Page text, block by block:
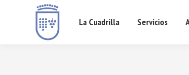
La Cuadrilla Servicios